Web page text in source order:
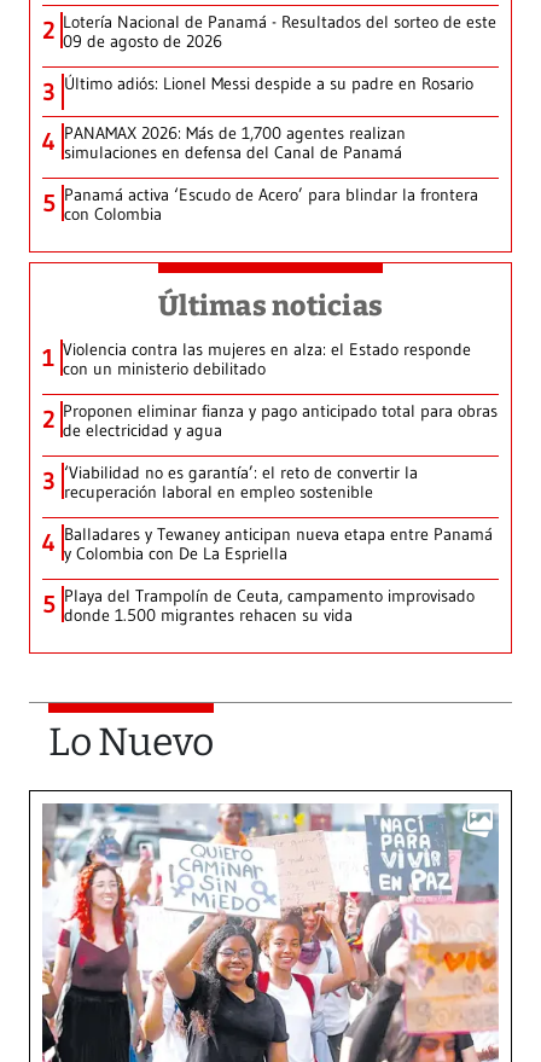
2 Lotería Nacional de Panamá - Resultados del sorteo de este
09 de agosto de 2026
3 Último adiós: Lionel Messi despide a su padre en Rosario
4 PANAMAX 2026: Más de 1,700 agentes realizan
simulaciones en defensa del Canal de Panamá
5 Panamá activa ‘Escudo de Acero’ para blindar la frontera
con Colombia
Últimas noticias
1 Violencia contra las mujeres en alza: el Estado responde
con un ministerio debilitado
2 Proponen eliminar fianza y pago anticipado total para obras
de electricidad y agua
3 ‘Viabilidad no es garantía’: el reto de convertir la
recuperación laboral en empleo sostenible
4 Balladares y Tewaney anticipan nueva etapa entre Panamá
y Colombia con De La Espriella
5 Playa del Trampolín de Ceuta, campamento improvisado
donde 1.500 migrantes rehacen su vida
Lo Nuevo